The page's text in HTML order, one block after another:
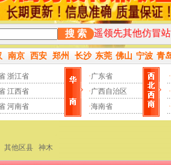
搜 索
均遥遥领先其他仿冒站点！一直被模
南京 西安 郑州 长沙 东莞 佛山 宁波 青
浙江省
江西省
河南省
·广东省
·广西自治区
·海南省
·
·
·
其他区县 神木